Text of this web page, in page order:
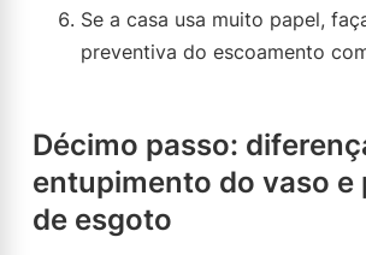
Se a casa usa muito papel,
preventiva do escoamento
Décimo passo:
entupimento do vaso e
de esgoto